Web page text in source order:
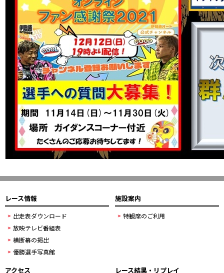
レース情報
出走表ダウンロード
放映テレビ番組表
横断幕の掲出
優勝選手写真館
施設案内
特観席のご利用
アクセス レース結果・リプレイ